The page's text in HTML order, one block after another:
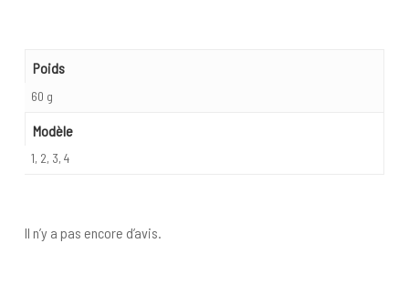
Poids
60 g
Modèle
1, 2, 3, 4
Il n’y a pas encore d’avis.